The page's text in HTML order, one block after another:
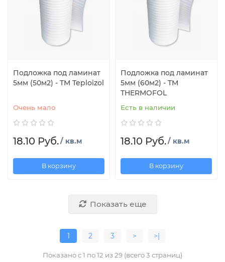
Подложка под ламинат
5мм (50м2) - TM Teploizol
Очень мало
18.10 Руб./ кв.м
В корзину
Подложка под ламинат
5мм (60м2) - TM
ТHERMOFOL
Есть в наличии
18.10 Руб./ кв.м
В корзину
Показать еще
1 2 3 > >|
Показано с 1 по 12 из 29 (всего 3 страниц)